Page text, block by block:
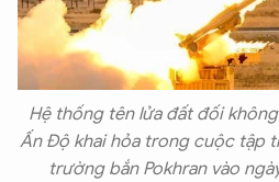
Hệ thống tên lửa đất đối
Ấn Độ khai hỏa trong cuộc tập
trường bắn Pokhran vào